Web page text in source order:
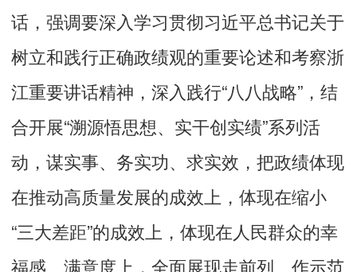
话，强调要深入学习贯彻习近平总书记关于
树立和践行正确政绩观的重要论述和考察浙
江重要讲话精神，深入践行“八八战略”，结
合开展“溯源悟思想、实干创实绩”系列活
动，谋实事、务实功、求实效，把政绩体现
在推动高质量发展的成效上，体现在缩小
“三大差距”的成效上，体现在人民群众的幸
福感、满意度上，全面展现走前列、作示范